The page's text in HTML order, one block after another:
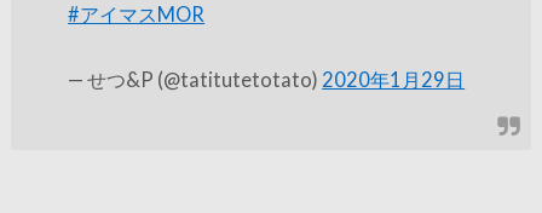
#アイマスMOR
— せつ&P (@tatitutetotato) 2020年1月29日